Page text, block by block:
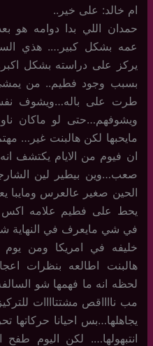
ام خالد: على خير..
حمدان اللي بدا دوامه هو
عمه بشكل كبير…. هذي
يركز على دراسته بشكل
بسبب وجود فطيم.. من
طرت على باله…ويشوف
ويشوفهم…حتى لو ماكان
مايحبها لكن هالبنت غير…
ان فيوم من الايام يكتشف
صعب…وين بيطير لين
الحين صغير عالعرس
يحط على فطيم علامه اكس
في شي مايعرف في النهاية
خليفه في امريكا ومن
هالبنت اطالعه بنظرات
لحظه انه ما فهمها شو
مب نااااقص مشتتاااات
يجاهلها…بس احيانا
انتبهولها…. لكن اليوم